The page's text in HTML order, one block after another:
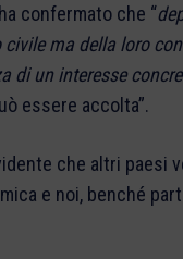
confermato che “
ma della loro
di un interesse
essere accolta”.
che altri paesi
e noi, benché